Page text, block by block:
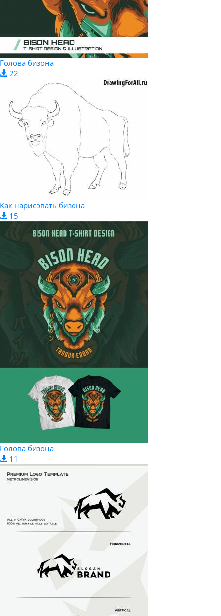
Голова бизона
22
Как нарисовать бизона
15
Голова бизона
11